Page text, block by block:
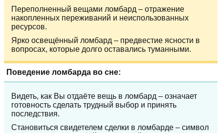
Переполненный вещами ломбард – отражение
накопленных переживаний и неиспользованных
ресурсов.
Ярко освещённый ломбард – предвестие ясности в
вопросах, которые долго оставались туманными.
Поведение ломбарда во сне:
Видеть, как Вы отдаёте вещь в ломбард – означает
готовность сделать трудный выбор и принять
последствия.
Становиться свидетелем сделки в ломбарде – символ